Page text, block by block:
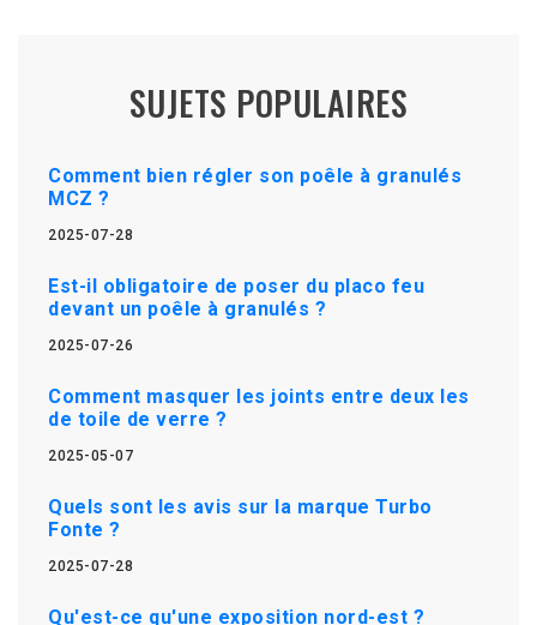
SUJETS POPULAIRES
Comment bien régler son poêle à granulés
MCZ ?
2025-07-28
Est-il obligatoire de poser du placo feu
devant un poêle à granulés ?
2025-07-26
Comment masquer les joints entre deux les
de toile de verre ?
2025-05-07
Quels sont les avis sur la marque Turbo
Fonte ?
2025-07-28
Qu'est-ce qu'une exposition nord-est ?